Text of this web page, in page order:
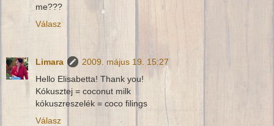
me???
Válasz
Limara
2009. május 19. 15:27
Hello Elisabetta! Thank you!
Kókusztej = coconut milk
kókuszreszelék = coco filings
Válasz